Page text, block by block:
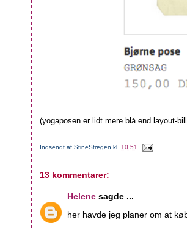
(yogaposen er lidt mere blå end layout-
Indsendt afStineStregen kl.10.51
13 kommentarer:
Helene sagde ...
her havde jeg planer om at